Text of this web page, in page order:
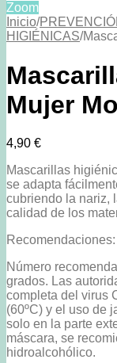
Zoom
Inicio/
HIGIÉNICAS/
Mujer
4,90 €
Mascarillas
se adapta
cubriendo la nariz,
calidad de los
Recomendaciones:
Número
grados. Las
completa del virus
(60ºC) y el uso de
solo en la parte
máscara, se
hidroalcohólico.